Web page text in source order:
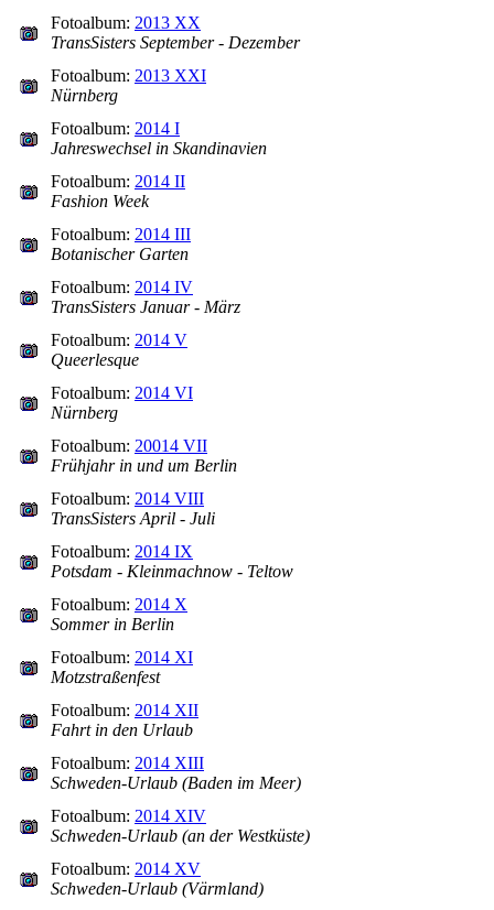
Fotoalbum: 2013 XX
TransSisters September - Dezember
Fotoalbum: 2013 XXI
Nürnberg
Fotoalbum: 2014 I
Jahreswechsel in Skandinavien
Fotoalbum: 2014 II
Fashion Week
Fotoalbum: 2014 III
Botanischer Garten
Fotoalbum: 2014 IV
TransSisters Januar - März
Fotoalbum: 2014 V
Queerlesque
Fotoalbum: 2014 VI
Nürnberg
Fotoalbum: 20014 VII
Frühjahr in und um Berlin
Fotoalbum: 2014 VIII
TransSisters April - Juli
Fotoalbum: 2014 IX
Potsdam - Kleinmachnow - Teltow
Fotoalbum: 2014 X
Sommer in Berlin
Fotoalbum: 2014 XI
Motzstraßenfest
Fotoalbum: 2014 XII
Fahrt in den Urlaub
Fotoalbum: 2014 XIII
Schweden-Urlaub (Baden im Meer)
Fotoalbum: 2014 XIV
Schweden-Urlaub (an der Westküste)
Fotoalbum: 2014 XV
Schweden-Urlaub (Värmland)